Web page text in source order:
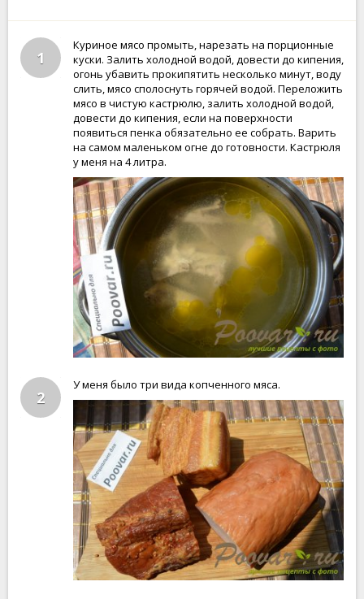
1
Куриное мясо промыть, нарезать на порционные
куски. Залить холодной водой, довести до кипения,
огонь убавить прокипятить несколько минут, воду
слить, мясо сполоснуть горячей водой. Переложить
мясо в чистую кастрюлю, залить холодной водой,
довести до кипения, если на поверхности
появиться пенка обязательно ее собрать. Варить
на самом маленьком огне до готовности. Кастрюля
у меня на 4 литра.
2
У меня было три вида копченного мяса.